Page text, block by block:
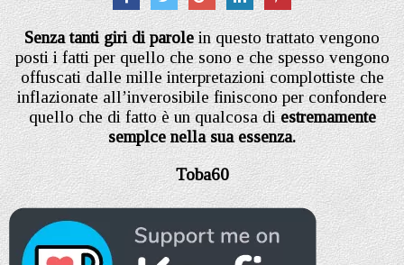
Senza tanti giri di parolein questo trattato vengono
posti i fatti per quello che sono e che spesso vengono
offuscati dalle mille interpretazioni complottiste che
inflazionate all’inverosibile finiscono per confondere
quello che di fatto è un qualcosa diestremamente
semplce nella sua essenza.
Toba60